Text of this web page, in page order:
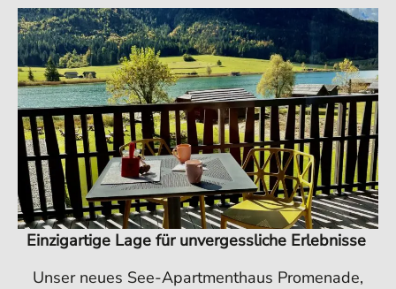
Einzigartige Lage für unvergessliche Erlebnisse
Unser neues See-Apartmenthaus Promenade,